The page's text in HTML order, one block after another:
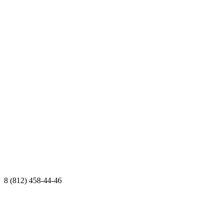
8 (812) 458-44-46